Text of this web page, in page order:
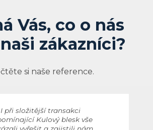
Vás, co o nás
zákazníci?
si naše reference.
I při složitější transakci
Kulový blesk vše